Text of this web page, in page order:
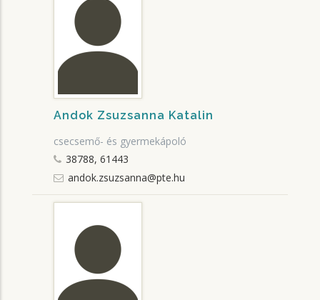
Andok Zsuzsanna Katalin
csecsemő- és gyermekápoló
38788, 61443
andok.zsuzsanna@pte.hu